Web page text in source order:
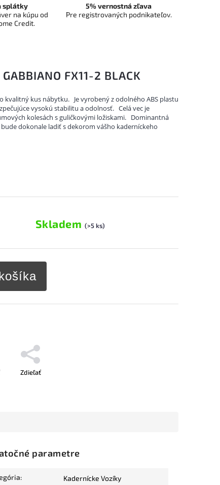
FX11-2 BLACK
Skladem (>5 ks)
kvalitný kus nábytku. Je vyrobený z odolného ABS plastu
vysokú stabilitu a odolnosť. Celá vec je
kolesách s guličkovými ložiskami. Dominantná
dokonale ladiť s dekorom vášho kaderníckeho
Zdieľať
splátky
na kúpu od
Credit.
5% vernostná zľava
Pre registrovaných podnikateľov.
parametre
: Kadernícke Vozíky